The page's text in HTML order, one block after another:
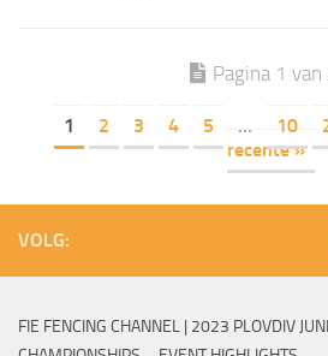
Pagina 1 van
1 2 3 4 5 ... 10
recente »
VOLG:
FIE FENCING CHANNEL | 2023 PLOVDIV